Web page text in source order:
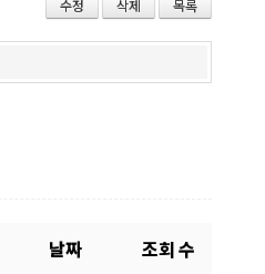
er b
o
o
us
수정 삭제 목록
날짜 조회 수